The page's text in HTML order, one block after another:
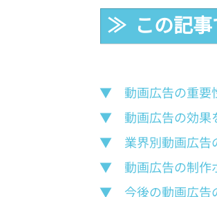
≫  この記事
▼　動画広告の重要
▼　動画広告の効果
▼　業界別動画広告
▼　動画広告の制作
▼　今後の動画広告